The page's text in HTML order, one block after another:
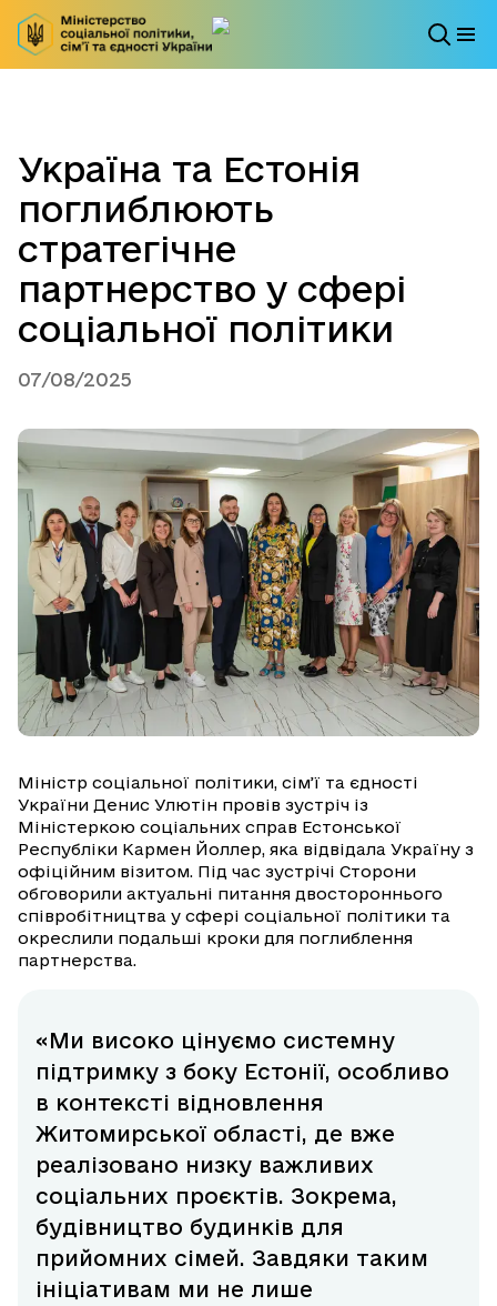
Україна та Естонія
поглиблюють
стратегічне
партнерство у сфері
соціальної політики
07/08/2025
Міністр соціальної політики, сім’ї та єдності
України Денис Улютін провів зустріч із
Міністеркою соціальних справ Естонської
Республіки Кармен Йоллер, яка відвідала Україну з
офіційним візитом. Під час зустрічі Сторони
обговорили актуальні питання двостороннього
співробітництва у сфері соціальної політики та
окреслили подальші кроки для поглиблення
партнерства.
«Ми високо цінуємо системну
підтримку з боку Естонії, особливо
в контексті відновлення
Житомирської області, де вже
реалізовано низку важливих
соціальних проєктів. Зокрема,
будівництво будинків для
прийомних сімей. Завдяки таким
ініціативам ми не лише